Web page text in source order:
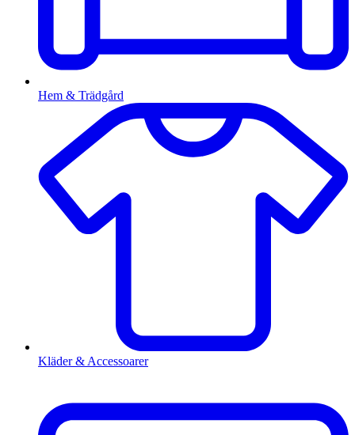
Hem & Trädgård
Kläder & Accessoarer